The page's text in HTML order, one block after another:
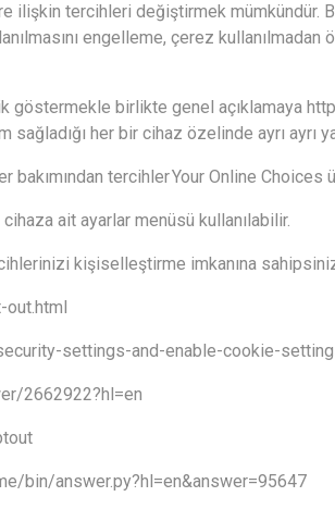
ilişkin tercihleri değiştirmek mümkündür.
engelleme, çerez kullanılmadan
göstermekle birlikte genel açıklamaya
her bir cihaz özelinde ayrı ayrı
bakımından tercihlerYour Online Choices
ait ayarlar menüsü kullanılabilir.
kişiselleştirme imkanına
settings-and-enable-cookie-
2662922?hl=en
bin/answer.py?hl=en&answer=95647